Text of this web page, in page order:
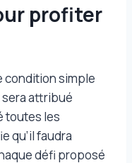
profiter
condition simple
sera attribué
toutes les
qu’il faudra
défi proposé